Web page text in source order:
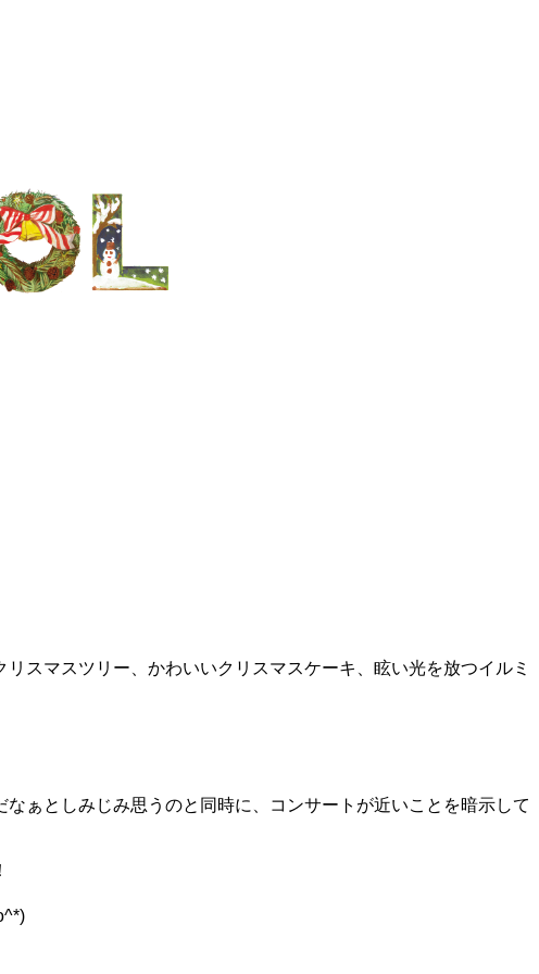
スマスツリー、かわいいクリスマスケーキ、眩い光を放つイルミ
ぁとしみじみ思うのと同時に、コンサートが近いことを暗示して